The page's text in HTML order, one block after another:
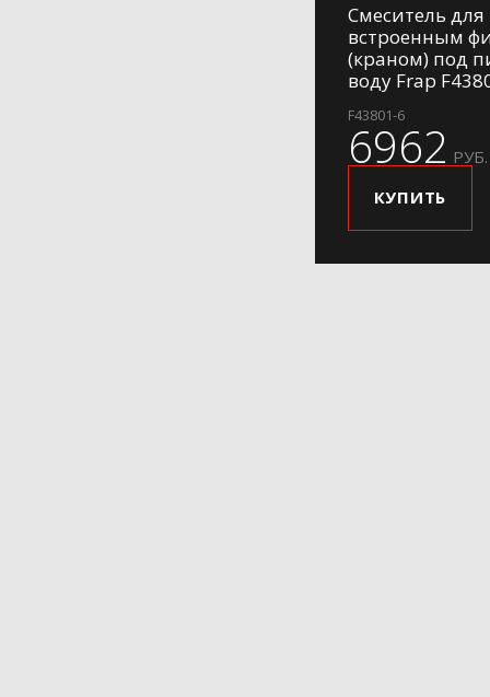
Смеситель для
встроенным
(краном) под
воду Frap
F43801-6
6962 РУБ.
КУПИТЬ